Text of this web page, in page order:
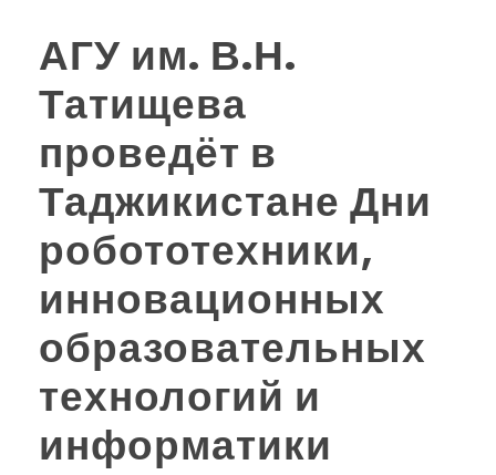
АГУ им. В.Н.
Татищева
проведёт в
Таджикистане Дни
робототехники,
инновационных
образовательных
технологий и
информатики